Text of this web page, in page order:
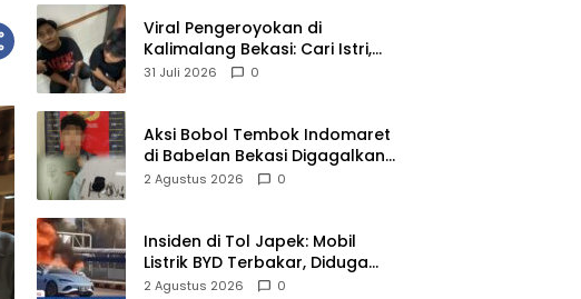
Viral Pengeroyokan di
Kalimalang Bekasi: Cari Istri,
Suami Malah Dianiaya
31 Juli 2026 0
Aksi Bobol Tembok Indomaret
di Babelan Bekasi Digagalkan
Satpam dan Warga, Dua
2 Agustus 2026 0
Insiden di Tol Japek: Mobil
Listrik BYD Terbakar, Diduga
Gangguan Korsleting Listrik
2 Agustus 2026 0